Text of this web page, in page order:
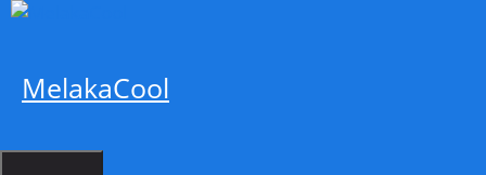
Skip
MelakaCool